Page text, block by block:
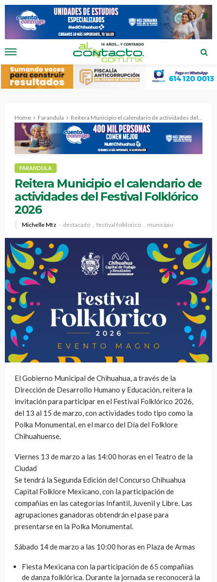
Home Farandula Reitera Municipio el calendario de actividades del Festival Folklórico 2026
FARANDULA
Reitera Municipio el calendario de
actividades del Festival Folklórico
2026
Michelle Mtz destacado festival folklorico municipio
El Gobierno Municipal de Chihuahua, a través de la
Dirección de Desarrollo Humano y Educación, reitera la
invitación para participar en el Festival Folklórico 2026,
del 13 al 15 de marzo, con actividades todo tipo como la
Polka Monumental, en el marco del Día del Folklore
Chihuahuense.
Viernes 13 de marzo a las 14:00 horas en el Teatro de la
Ciudad
Se tendrá la Segunda Edición del Concurso Chihuahua
Capital Folklore Mexicano, con la participación de
compañías en las categorías Infantil, Juvenil y Libre. Las
agrupaciones ganadoras obtendrán el pase para
presentarse en la Polka Monumental.
Sábado 14 de marzo a las 10:00 horas en Plaza de Armas
Fiesta Mexicana con la participación de 65 compañías
de danza folklórica. Durante la jornada se reconocerá la